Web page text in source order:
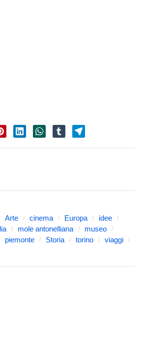
Arte cinema Europa
idee
mole antonelliana
museo
piemonte Storia torino
viaggi